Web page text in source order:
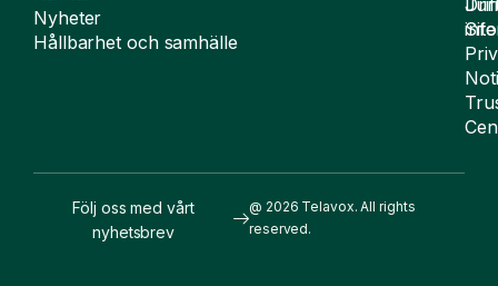
Nyheter
Hållbarhet och samhälle
@ 2026 Telavox. All rights
reserved.
Följ oss med vårt
nyhetsbrev